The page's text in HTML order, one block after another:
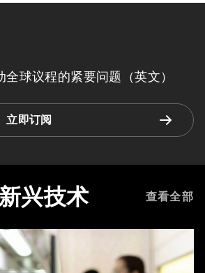
球议程的紧要问题（英文）
立即订阅
新兴技术 查看全部